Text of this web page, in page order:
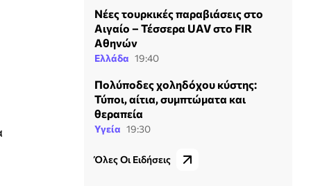
Νέες τουρκικές παραβιάσεις στο
Αιγαίο – Τέσσερα UAV στο FIR
Αθηνών
Ελλάδα 19:40
Πολύποδες χοληδόχου κύστης:
Τύποι, αίτια, συμπτώματα και
θεραπεία
Υγεία 19:30
Όλες Οι Ειδήσεις